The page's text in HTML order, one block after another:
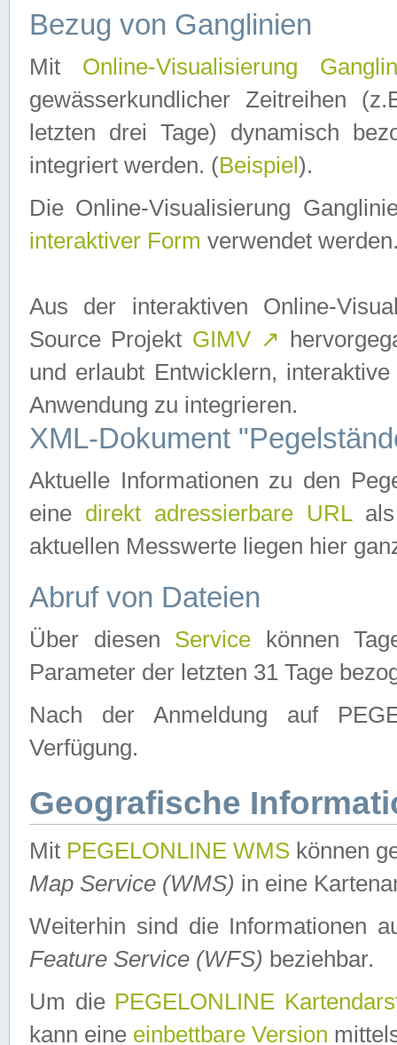
Bezug von Ganglinien
Mit Online-Visualisierung
gewässerkundlicher Zeitreihen
letzten drei Tage) dynamisch
integriert werden. (Beispiel ).
Die Online-Visualisierung
interaktiver Form verwendet
Aus der interaktiven Online-
Source Projekt GIMV ↗
und erlaubt Entwicklern,
Anwendung zu integrieren.
XML-Dokument
Aktuelle Informationen zu den
eine direkt adressierbare URLals
aktuellen Messwerte liegen hier
Abruf von Dateien
Über diesen Service können
Parameter der letzten 31 Tage
Nach der Anmeldung auf
Verfügung.
Geografische
Mit PEGELONLINE WMS können
Map Service (WMS) in eine
Weiterhin sind die Informationen
Feature Service (WFS) beziehbar.
Um die PEGELONLINE
kann eine einbettbare Version